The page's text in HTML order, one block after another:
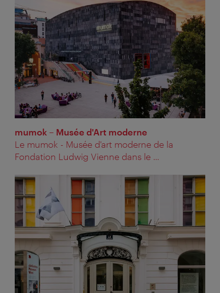
mumok – Musée d'Art moderne
Le mumok - Musée d'art moderne de la
Fondation Ludwig Vienne dans le ...